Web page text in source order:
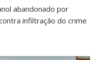
abandonado por
infiltração do crime